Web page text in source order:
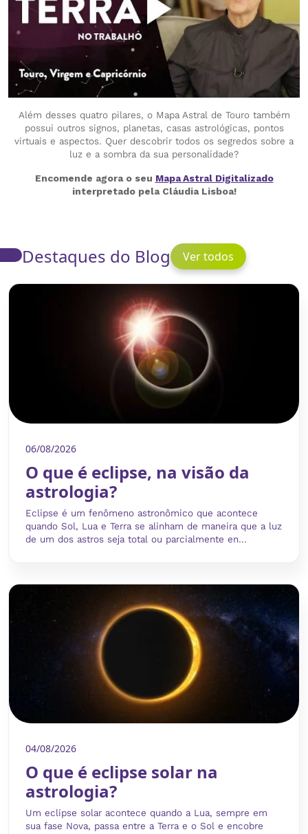
Além desses quatro pilares, o Mapa Astral de Touro também
possui outros signos, planetas, casas astrológicas, pontos
virtuais e aspectos. Quer descobrir todos os segredos sobre a
luz e a sombra da sua personalidade?
Encomende agora o seu Mapa Astral Digitalizado
interpretado pela Cláudia Lisboa!
Destaques do Blog Ver todos
06/08/2026
O que é eclipse, na visão da
astrologia?
Eclipse é um fenômeno astronômico que acontece
quando Sol, Lua e Terra se alinham de maneira que a luz
de um dos astros seja total ou parcialmente en...
04/08/2026
O que é eclipse solar na
astrologia?
Um eclipse solar acontece quando a Lua, sempre em
sua fase Nova, passa entre a Terra e o Sol e encobre